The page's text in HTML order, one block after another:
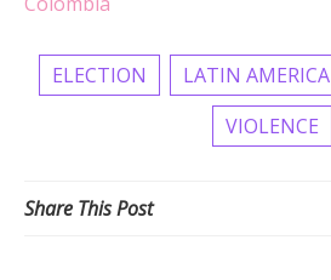
ELECTION LATIN AMERICA
VIOLENCE
Share This Post